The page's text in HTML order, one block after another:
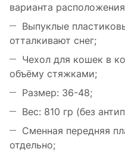
варианта
Выпуклые
отталкивают снег;
Чехол для кошек в
объёму стяжками;
Размер: 36-48;
Вес: 810 гр (без
Сменная передняя
отдельно;